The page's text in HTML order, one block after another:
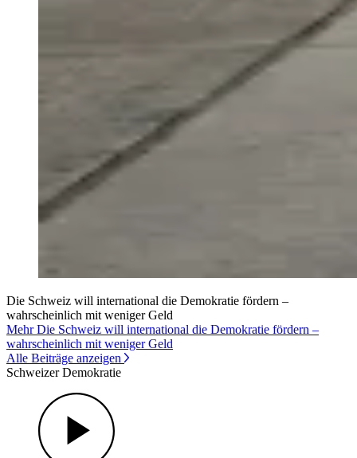
Die Schweiz will international die Demokratie fördern –
wahrscheinlich mit weniger Geld
Mehr Die Schweiz will international die Demokratie fördern –
wahrscheinlich mit weniger Geld
Alle Beiträge anzeigen
Schweizer Demokratie